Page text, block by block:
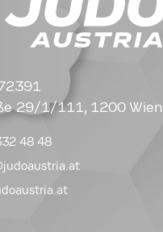
29/1/111, 1200 Wien
48 48